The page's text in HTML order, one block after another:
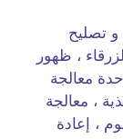
و تصليح
، ظهور
معالجة
، معالجة
، إعادة